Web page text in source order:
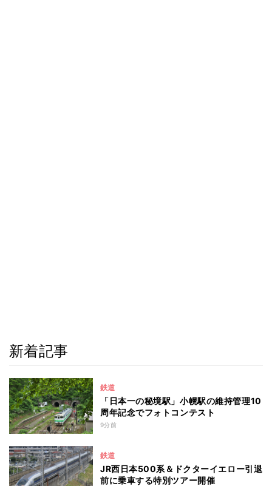
新着記事
鉄道
「日本一の秘境駅」小幌駅の維持管理10
周年記念でフォトコンテスト
9分前
鉄道
JR西日本500系＆ドクターイエロー引退
前に乗車する特別ツアー開催